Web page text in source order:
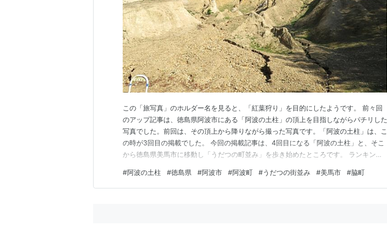
この「旅写真」のホルダー名を見ると、「紅葉狩り」を目的にしたようです。 前々回
のアップ記事は、徳島県阿波市にある「阿波の土柱」の頂上を目指しながらパチリした
写真でした。前回は、その頂上から降りながら撮った写真です。「阿波の土柱」は、こ
の時が3回目の掲載でした。 今回の掲載記事は、4回目になる「阿波の土柱」と、そこ
から徳島県美馬市に移動し「うだつの町並み」を歩き始めたところです。 ランキング
#阿波の土柱 #徳島県 #阿波市 #阿波町 #うだつの街並み #美馬市 #脇町